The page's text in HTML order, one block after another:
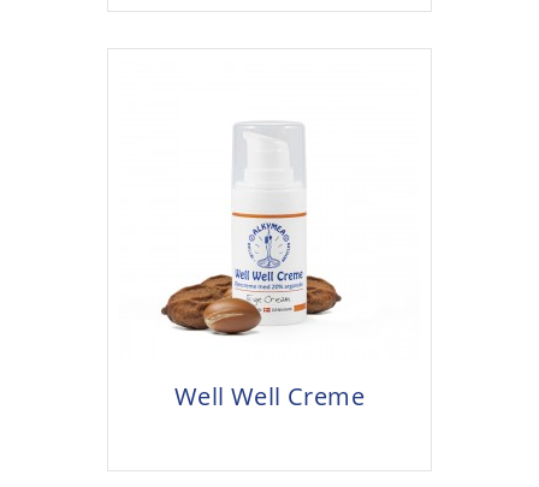
Well Well Creme